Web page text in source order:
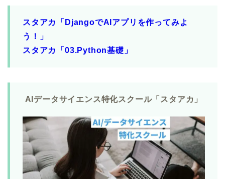
スタアカ「DjangoでAIアプリを作ってみよ
う！」
スタアカ「03.Python基礎」
AIデータサイエンス特化スクール「スタアカ」